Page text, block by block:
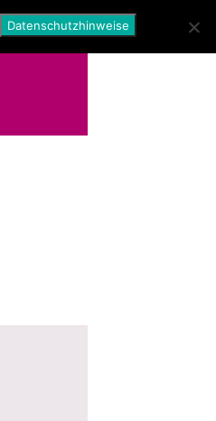
Datenschutzhinweise